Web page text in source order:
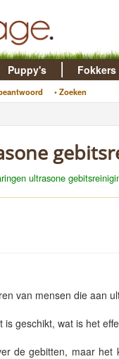
• Zoeken
Puppy's Fokkers
ultrasone
van mensen die aan
geschikt, wat is het
de gebitten, maar